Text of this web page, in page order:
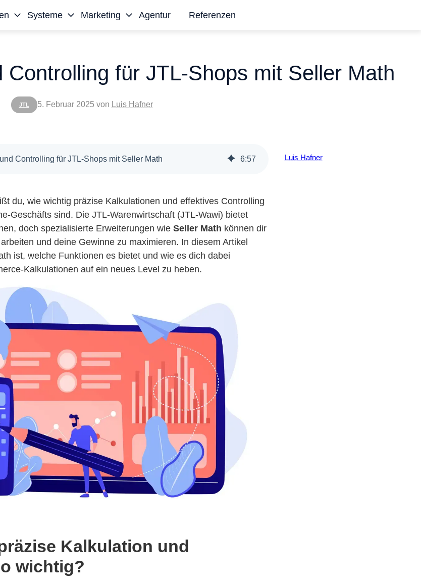
Systeme Marketing Agentur Referenzen
JTL
für JTL-Shops mit Seller Math
5. Februar 2025 von Luis Hafner
Controlling für JTL-Shops mit Seller Math 6:57
du, wie wichtig präzise Kalkulationen und effektives Controlling
Geschäfts sind. Die JTL-Warenwirtschaft (JTL-Wawi) bietet
doch spezialisierte Erweiterungen wieSeller Math können dir
und deine Gewinne zu maximieren. In diesem Artikel
ist, welche Funktionen es bietet und wie es dich dabei
Kalkulationen auf ein neues Level zu heben.
Kalkulation und
wichtig?
Luis Hafner